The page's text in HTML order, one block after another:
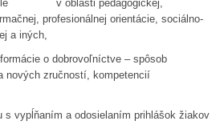
v oblasti pedagogickej,
profesionálnej orientácie, sociálno-
a iných,
o dobrovoľníctve – spôsob
nových zručností, kompetencií
s vypĺňaním a odosielaním prihlášok žiakov